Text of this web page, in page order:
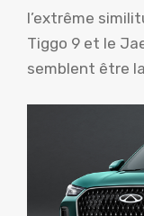
l’extrême
Tiggo 9 et le
semblent être